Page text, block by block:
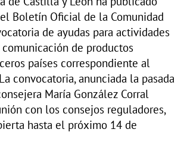
Boletín Oficial de la Comunidad
de ayudas para actividades
de productos
países correspondiente al
convocatoria, anunciada la pasada
María González Corral
con los consejos reguladores,
hasta el próximo 14 de